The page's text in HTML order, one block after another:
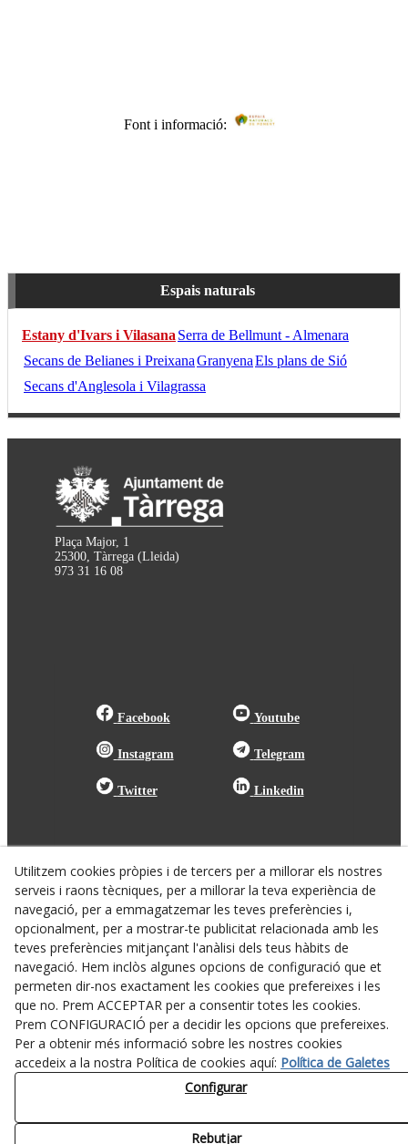
Font i informació:
Espais naturals
Estany d'Ivars i Vilasana Serra de Bellmunt - Almenara
Secans de Belianes i PreixanaGranyenaEls plans de Sió
Secans d'Anglesola i Vilagrassa
Plaça Major, 1
25300, Tàrrega (Lleida)
973 31 16 08
Facebook
Instagram
Twitter
Youtube
Telegram
Linkedin
turisme@tarrega.cat
Utilitzem cookies pròpies i de tercers per a millorar els nostres
serveis i raons tècniques, per a millorar la teva experiència de
navegació, per a emmagatzemar les teves preferències i,
opcionalment, per a mostrar-te publicitat relacionada amb les
teves preferències mitjançant l'anàlisi dels teus hàbits de
navegació. Hem inclòs algunes opcions de configuració que et
permeten dir-nos exactament les cookies que prefereixes i les
que no. Prem ACCEPTAR per a consentir totes les cookies.
Prem CONFIGURACIÓ per a decidir les opcions que prefereixes.
Per a obtenir més informació sobre les nostres cookies
accedeix a la nostra Política de cookies aquí: Política de Galetes
Configurar
Rebutjar